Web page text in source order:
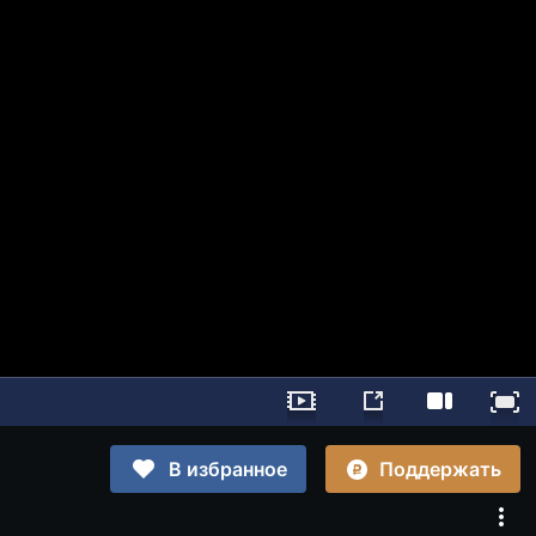
В избранное Поддержать